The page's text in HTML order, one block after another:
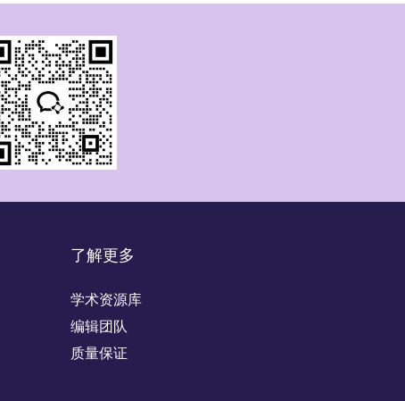
了解更多
学术资源库
编辑团队
质量保证